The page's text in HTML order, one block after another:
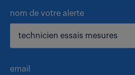
nom de votre alerte
email